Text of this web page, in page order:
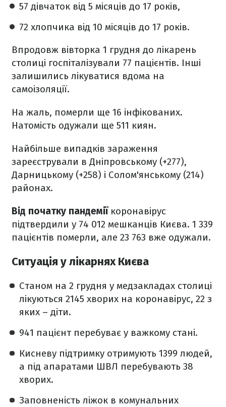
57 дівчаток від 5 місяців до 17 років,
72 хлопчика від 10 місяців до 17 років.
Впродовж вівторка 1 грудня до лікарень
столиці госпіталізували 77 пацієнтів. Інші
залишились лікуватися вдома на
самоізоляції.
На жаль, померли ще 16 інфікованих.
Натомість одужали ще 511 киян.
Найбільше випадків зараження
зареєстрували в Дніпровському (+277),
Дарницькому (+258) і Солом'янському (214)
районах.
Від початку пандеміїкоронавірус
підтвердили у 74 012 мешканців Києва. 1 339
пацієнтів померли, але 23 763 вже одужали.
Ситуація у лікарнях Києва
Станом на 2 грудня у медзакладах столиці
лікуються 2145 хворих на коронавірус, 22 з
яких – діти.
941 пацієнт перебуває у важкому стані.
Кисневу підтримку отримують 1399 людей,
а під апаратами ШВЛ перебувають 38
хворих.
Заповненість ліжок в комунальних